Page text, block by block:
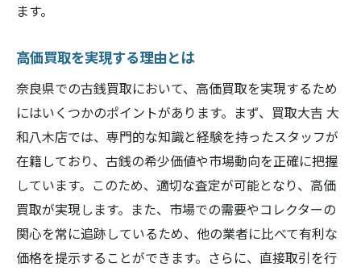
ます。
高価買取を実現する理由とは
奈良県での古銭買取において、高価買取を実現するため
にはいくつかのポイントがあります。まず、買取大吉 大
和八木店では、専門的な知識と経験を持ったスタッフが
在籍しており、古銭の希少価値や市場動向を正確に把握
しています。このため、適切な査定が可能となり、高価
買取が実現します。また、市場での需要やコレクターの
関心を常に追跡しているため、他の業者に比べて有利な
価格を提示することができます。さらに、直接取引を行